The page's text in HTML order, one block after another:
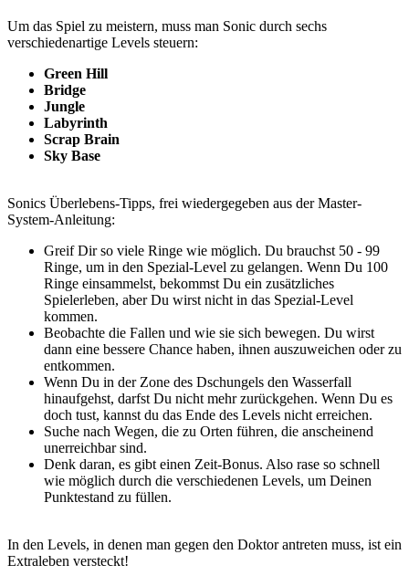
Um das Spiel zu meistern, muss man Sonic durch sechs
verschiedenartige Levels steuern:
Green Hill
Bridge
Jungle
Labyrinth
Scrap Brain
Sky Base
Sonics Überlebens-Tipps, frei wiedergegeben aus der Master-
System-Anleitung:
Greif Dir so viele Ringe wie möglich. Du brauchst 50 - 99
Ringe, um in den Spezial-Level zu gelangen. Wenn Du 100
Ringe einsammelst, bekommst Du ein zusätzliches
Spielerleben, aber Du wirst nicht in das Spezial-Level
kommen.
Beobachte die Fallen und wie sie sich bewegen. Du wirst
dann eine bessere Chance haben, ihnen auszuweichen oder zu
entkommen.
Wenn Du in der Zone des Dschungels den Wasserfall
hinaufgehst, darfst Du nicht mehr zurückgehen. Wenn Du es
doch tust, kannst du das Ende des Levels nicht erreichen.
Suche nach Wegen, die zu Orten führen, die anscheinend
unerreichbar sind.
Denk daran, es gibt einen Zeit-Bonus. Also rase so schnell
wie möglich durch die verschiedenen Levels, um Deinen
Punktestand zu füllen.
In den Levels, in denen man gegen den Doktor antreten muss, ist ein
Extraleben versteckt!